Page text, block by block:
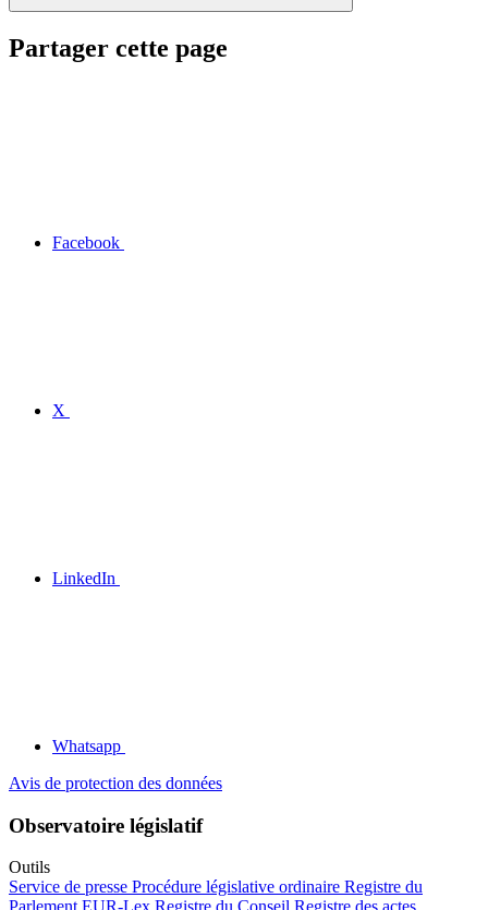
Partager cette page
Facebook
X
LinkedIn
Whatsapp
Avis de protection des données
Observatoire législatif
Outils
Service de presse Procédure législative ordinaire Registre du